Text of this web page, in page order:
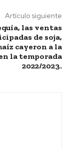
Artículo siguiente
las ventas
de soja,
cayeron a la
la temporada
2022/2023.